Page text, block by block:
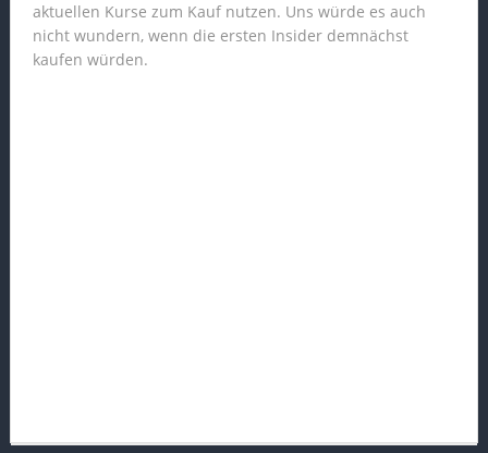
aktuellen Kurse zum Kauf nutzen. Uns würde es auch
nicht wundern, wenn die ersten Insider demnächst
kaufen würden.